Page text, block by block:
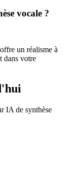
vocale ?
un réalisme à
dans votre
IA de synthèse